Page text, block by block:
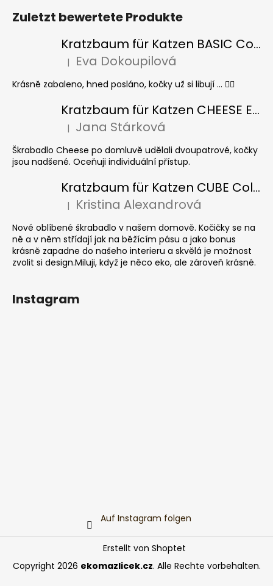
Zuletzt bewertete Produkte
Kratzbaum für Katzen BASIC Colour
Die Produktbewertung beträgt 5 von 5 Sternen.
| Eva Dokoupilová
Krásně zabaleno, hned posláno, kočky už si libují ... 👍🏻
Kratzbaum für Katzen CHEESE ELIPSE colour
Die Produktbewertung beträgt 5 von 5 Sternen.
| Jana Stárková
Škrabadlo Cheese po domluvě udělali dvoupatrové, kočky
jsou nadšené. Oceňuji individuální přístup.
Kratzbaum für Katzen CUBE Colour
Die Produktbewertung beträgt 5 von 5 Sternen.
| Kristina Alexandrová
Nové oblíbené škrabadlo v našem domově. Kočičky se na
ně a v něm střídají jak na běžícím pásu a jako bonus
krásně zapadne do našeho interieru a skvělá je možnost
zvolit si design.Miluji, když je něco eko, ale zároveň krásné.
Instagram
Auf Instagram folgen
Erstellt von Shoptet
Copyright 2026 ekomazlicek.cz. Alle Rechte vorbehalten.